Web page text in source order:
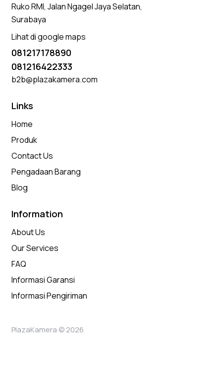
Ruko RMI, Jalan Ngagel Jaya Selatan,
Surabaya
Lihat di google maps
081217178890
081216422333
b2b@plazakamera.com
Links
Home
Produk
Contact Us
Pengadaan Barang
Blog
Information
About Us
Our Services
FAQ
Informasi Garansi
Informasi Pengiriman
PlazaKamera © 2026